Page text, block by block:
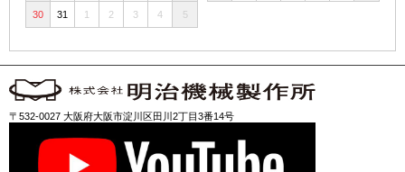
30 31 1 2 3 4 5
〒532-0027 大阪府大阪市淀川区田川2丁目3番14号